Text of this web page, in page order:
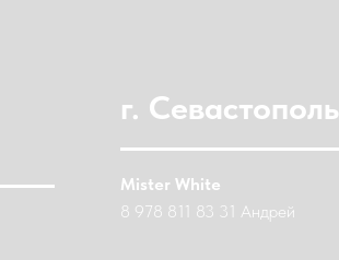
г. Севастополь
Mister White
8 978 811 83 31 Андрей